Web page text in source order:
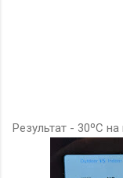
Результат - 30ºC на